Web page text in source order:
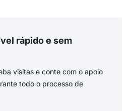
rápido e sem
visitas e conte com o apoio
todo o processo de